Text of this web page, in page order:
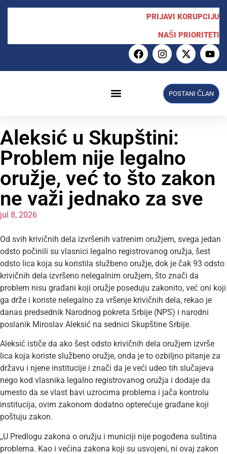
PRIJAVI KORUPCIJU
NAŠI PRIORITETI
POSTANI ČLAN
Aleksić u Skupštini:
Problem nije legalno
oružje, već to što zakon
ne važi jednako za sve
jul 8, 2026
Od svih krivičnih dela izvršenih vatrenim oružjem, svega jedan
odsto počinili su vlasnici legalno registrovanog oružja, šest
odsto lica koja su koristila službeno oružje, dok je čak 93 odsto
krivičnih dela izvršeno nelegalnim oružjem, što znači da
problem nisu građani koji oružje poseduju zakonito, već oni koji
ga drže i koriste nelegalno za vršenje krivičnih dela, rekao je
danas predsednik Narodnog pokreta Srbije (NPS) i narodni
poslanik Miroslav Aleksić na sednici Skupštine Srbije.
Aleksić ističe da ako šest odsto krivičnih dela oružjem izvrše
lica koja koriste službeno oružje, onda je to ozbiljno pitanje za
državu i njene institucije i znači da je veći udeo tih slučajeva
nego kod vlasnika legalno registrovanog oružja i dodaje da
umesto da se vlast bavi uzrocima problema i jača kontrolu
institucija, ovim zakonom dodatno opterećuje građane koji
poštuju zakon.
,,U Predlogu zakona o oružju i municiji nije pogođena suština
problema. Kao i većina zakona koji su usvojeni, ni ovaj zakon